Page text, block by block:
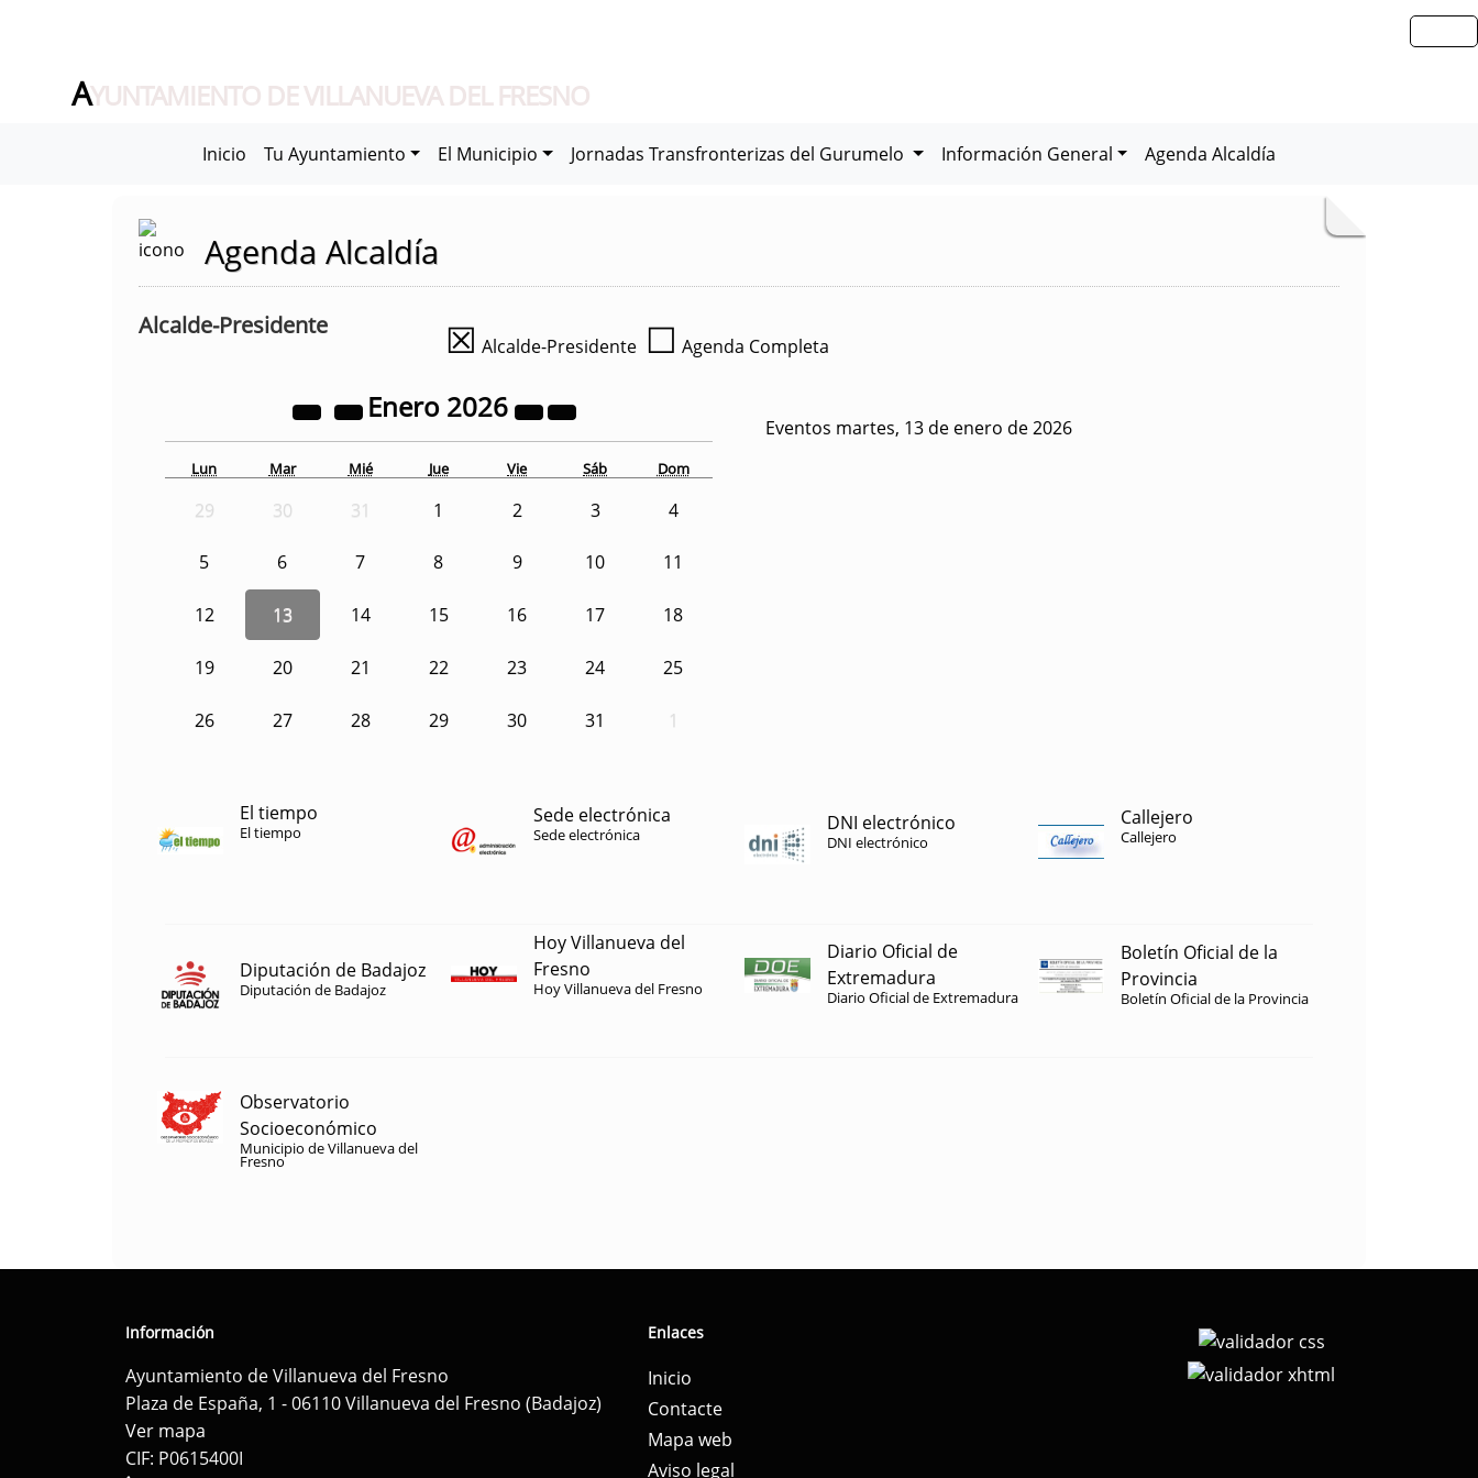
AYUNTAMIENTO DE VILLANUEVA DEL FRESNO
Inicio Tu Ayuntamiento El Municipio Jornadas Transfronterizas del Gurumelo Información General Agenda Alcaldía
Agenda Alcaldía
Alcalde-Presidente ☒ Alcalde-Presidente ☐ Agenda Completa
Enero 2026
Lun Mar Mié Jue Vie Sáb Dom
29 30 31 1 2 3 4
5 6 7 8 9 10 11
12 13 14 15 16 17 18
19 20 21 22 23 24 25
26 27 28 29 30 31 1
Eventos martes, 13 de enero de 2026
El tiempo
El tiempo
Sede electrónica
Sede electrónica DNI electrónico
DNI electrónico
Callejero
Callejero
Diputación de Badajoz
Diputación de Badajoz
Hoy Villanueva del
Fresno
Hoy Villanueva del Fresno
Diario Oficial de
Extremadura
Diario Oficial de Extremadura
Boletín Oficial de la
Provincia
Boletín Oficial de la Provincia
Observatorio
Socioeconómico
Municipio de Villanueva del
Fresno
Información
Ayuntamiento de Villanueva del Fresno
Plaza de España, 1 - 06110 Villanueva del Fresno (Badajoz)
Ver mapa
CIF: P0615400I
Enlaces
Inicio
Contacte
Mapa web
Aviso legal